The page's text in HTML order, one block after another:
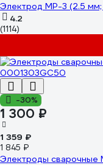
Электрод МР-3 (2.5 мм;
4.2
(1114)
-30%
1 300 ₽
1 359 ₽
1 845 ₽
Электроды сварочные